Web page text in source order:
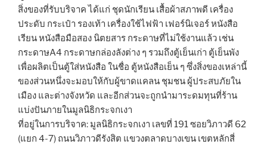
สิ่งของที่รับบริจาค ได้แก่ ชุดนักเรียน เสื้อผ้าสภาพดี เครื่อง
ประดับ กระเป๋า รองเท้า เครื่องใช้ไฟฟ้า เฟอร์นิเจอร์ หนังสือ
เรียน หนังสือมือสอง นิตยสาร กระดาษที่ไม่ใช้งานแล้ว เช่น
กระดาษA4 กระดาษกล่องลังต่าง ๆ รวมถึงตู้เย็นเก่า ตู้เย็นพัง
เพื่อผลิตเป็นตู้ใส่หนังสือ ในชื่อ ตู้หนังสือเย็น ๆ ซึ่งสิ่งของเหล่านี้
ของส่วนหนึ่งจะมอบให้กับผู้ขาดแคลน ชุมชน ผู้ประสบภัยใน
เมือง และต่างจังหวัด และอีกส่วนจะถูกนำมาระดมทุนที่ร้าน
แบ่งปันภายในมูลนิธิกระจกเงา
ที่อยู่ในการบริจาค: มูลนิธิกระจกเงา เลขที่ 191 ซอยวิภาวดี 62
(แยก 4-7) ถนนวิภาวดีรังสิต แขวงตลาดบางเขน เขตหลักสี่